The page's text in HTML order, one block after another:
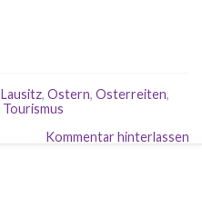
Lausitz, Ostern, Osterreiten,
Tourismus
Kommentar hinterlassen